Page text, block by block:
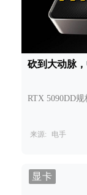
砍到大动脉
RTX 5090DD
来源: 电手
显卡